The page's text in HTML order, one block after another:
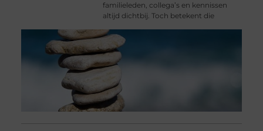
familieleden, collega’s en kennissen
altijd dichtbij. Toch betekent die